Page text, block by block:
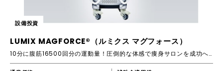
設備投資
LUMIX MAGFORCE®（ルミクス マグフォース）
10分に腹筋16500回分の運動量！圧倒的な体感で痩身サロンを成功へと導く、ダイエットマシンです